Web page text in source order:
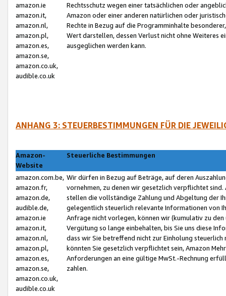
amazon.ie
amazon.it,
amazon.nl,
amazon.pl,
amazon.es,
amazon.se,
amazon.co.uk,
audible.co.uk
Rechtsschutz wegen einer tatsächlichen oder
Amazon oder einer anderen natürlichen oder
Rechte in Bezug auf die Programminhalte
Wert darstellen, dessen Verlust nicht ohne Weiteres
ausgeglichen werden kann.
ANHANG 3: STEUERBESTIMMUNGEN FÜR DIE
Amazon-
Website
Steuerliche Bestimmungen
amazon.com.be,
amazon.fr,
amazon.de,
audible.de,
amazon.ie
amazon.it,
amazon.nl,
amazon.pl,
amazon.es,
amazon.se,
amazon.co.uk,
audible.co.uk
Wir dürfen in Bezug auf Beträge, auf deren
vornehmen, zu denen wir gesetzlich verpflichtet
stellen die vollständige Zahlung und Abgeltung der
gelegentlich steuerlich relevante Informationen von
Anfrage nicht vorlegen, können wir (kumulativ zu
Vergütung so lange einbehalten, bis Sie uns diese
dass wir Sie betreffend nicht zur Einholung
könnten Sie gesetzlich verpflichtet sein, Amazon
Anforderungen an eine gültige MwSt.-Rechnung
zahlen.